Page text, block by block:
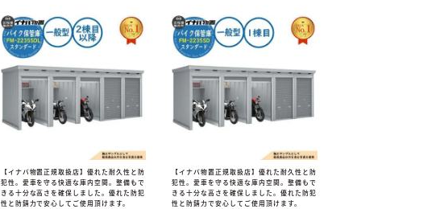
【イナバ物置正規取扱店】優れた耐久性と防
犯性。愛車を守る快適な庫内空間。整備もで
きる十分な高さを確保しました。優れた防犯
性と防錆力で安心してご使用頂けます。
【イナバ物置正規取扱店】優れた耐久性と防
犯性。愛車を守る快適な庫内空間。整備もで
きる十分な高さを確保しました。優れた防犯
性と防錆力で安心してご使用頂けます。